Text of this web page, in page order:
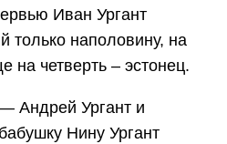
Иван Ургант
только наполовину, на
на четверть – эстонец.
Андрей Ургант и
Нину Ургант